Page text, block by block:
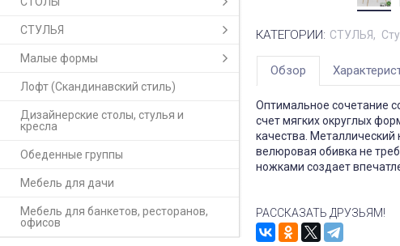
СТУЛЬЯ
Малые формы
Лофт (Скандинавский стиль)
Дизайнерские столы, стулья и
кресла
Обеденные группы
Мебель для дачи
Мебель для банкетов, ресторанов,
офисов
КАТЕГОРИИ: СТУЛЬЯ
Обзор
Оптимальное сочетание
счет мягких округлых
качества.
велюровая обивка не
ножками создает
РАССКАЗАТЬ ДРУЗЬЯМ!